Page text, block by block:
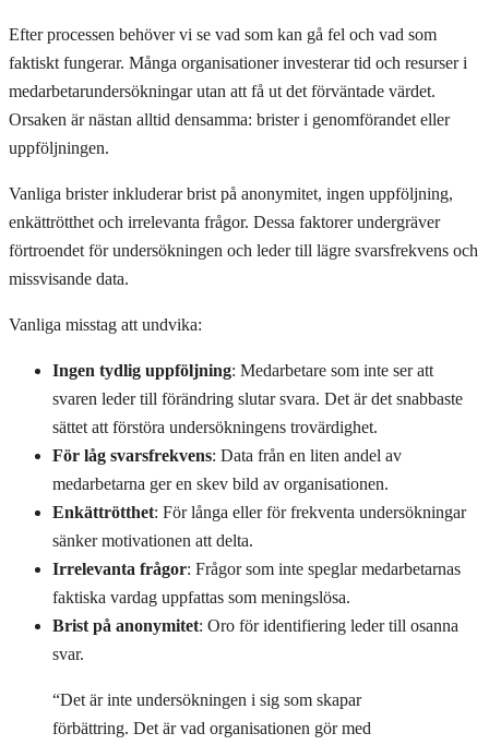
Efter processen behöver vi se vad som kan gå fel och vad som
faktiskt fungerar. Många organisationer investerar tid och resurser i
medarbetarundersökningar utan att få ut det förväntade värdet.
Orsaken är nästan alltid densamma: brister i genomförandet eller
uppföljningen.
Vanliga brister inkluderar brist på anonymitet, ingen uppföljning,
enkättrötthet och irrelevanta frågor. Dessa faktorer undergräver
förtroendet för undersökningen och leder till lägre svarsfrekvens och
missvisande data.
Vanliga misstag att undvika:
Ingen tydlig uppföljning: Medarbetare som inte ser att
svaren leder till förändring slutar svara. Det är det snabbaste
sättet att förstöra undersökningens trovärdighet.
För låg svarsfrekvens: Data från en liten andel av
medarbetarna ger en skev bild av organisationen.
Enkättrötthet: För långa eller för frekventa undersökningar
sänker motivationen att delta.
Irrelevanta frågor: Frågor som inte speglar medarbetarnas
faktiska vardag uppfattas som meningslösa.
Brist på anonymitet: Oro för identifiering leder till osanna
svar.
“Det är inte undersökningen i sig som skapar
förbättring. Det är vad organisationen gör med